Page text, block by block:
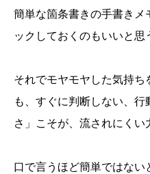
簡単な箇条書きの手書きメ
ックしておくのもいいと思
それでモヤモヤした気持ち
も、すぐに判断しない、
さ」こそが、流されにくい
口で言うほど簡単ではない